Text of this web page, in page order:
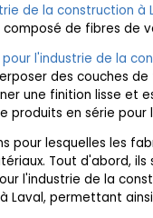
de la construction à
de fibres de
l'industrie de la
des couches
une finition lisse et
produits en série pour
pour lesquelles les
Tout d'abord,
l'industrie de la
Laval, permettant